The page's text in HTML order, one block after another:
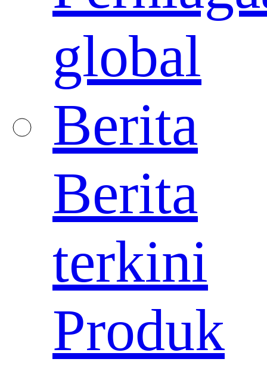
global
Berita
Berita
terkini
Produk